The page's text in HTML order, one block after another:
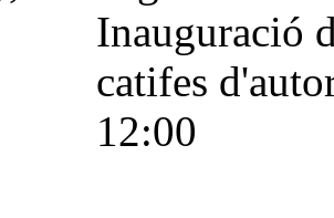
Inauguració
catifes
12:00